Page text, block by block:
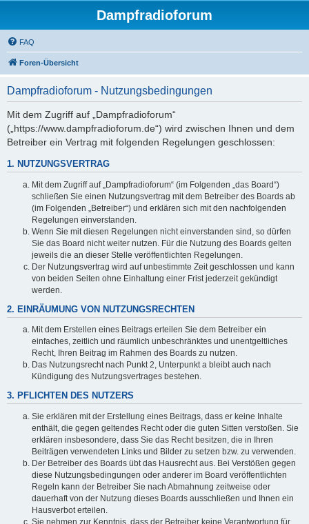
Dampfradioforum
FAQ
Foren-Übersicht
Dampfradioforum - Nutzungsbedingungen
Mit dem Zugriff auf „Dampfradioforum“
(„https://www.dampfradioforum.de“) wird zwischen Ihnen und dem
Betreiber ein Vertrag mit folgenden Regelungen geschlossen:
1. NUTZUNGSVERTRAG
Mit dem Zugriff auf „Dampfradioforum“ (im Folgenden „das Board“)
schließen Sie einen Nutzungsvertrag mit dem Betreiber des Boards ab
(im Folgenden „Betreiber“) und erklären sich mit den nachfolgenden
Regelungen einverstanden.
Wenn Sie mit diesen Regelungen nicht einverstanden sind, so dürfen
Sie das Board nicht weiter nutzen. Für die Nutzung des Boards gelten
jeweils die an dieser Stelle veröffentlichten Regelungen.
Der Nutzungsvertrag wird auf unbestimmte Zeit geschlossen und kann
von beiden Seiten ohne Einhaltung einer Frist jederzeit gekündigt
werden.
2. EINRÄUMUNG VON NUTZUNGSRECHTEN
Mit dem Erstellen eines Beitrags erteilen Sie dem Betreiber ein
einfaches, zeitlich und räumlich unbeschränktes und unentgeltliches
Recht, Ihren Beitrag im Rahmen des Boards zu nutzen.
Das Nutzungsrecht nach Punkt 2, Unterpunkt a bleibt auch nach
Kündigung des Nutzungsvertrages bestehen.
3. PFLICHTEN DES NUTZERS
Sie erklären mit der Erstellung eines Beitrags, dass er keine Inhalte
enthält, die gegen geltendes Recht oder die guten Sitten verstoßen. Sie
erklären insbesondere, dass Sie das Recht besitzen, die in Ihren
Beiträgen verwendeten Links und Bilder zu setzen bzw. zu verwenden.
Der Betreiber des Boards übt das Hausrecht aus. Bei Verstößen gegen
diese Nutzungsbedingungen oder anderer im Board veröffentlichten
Regeln kann der Betreiber Sie nach Abmahnung zeitweise oder
dauerhaft von der Nutzung dieses Boards ausschließen und Ihnen ein
Hausverbot erteilen.
Sie nehmen zur Kenntnis, dass der Betreiber keine Verantwortung für